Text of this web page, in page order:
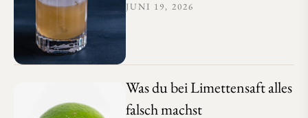
JUNI 19, 2026
Was du bei Limettensaft alles
falsch machst